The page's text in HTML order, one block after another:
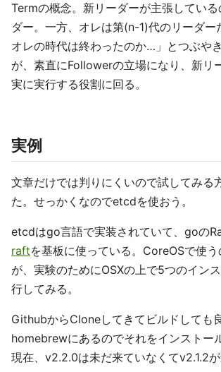
Termの概念。新リーダーが主張してい
ダー。一方、オレは第(n-1)代のリーダー
オレの時代は終わったのか…」とつぶや
が、素直にFollowerの立場になり、新リ
実に実行する役割に回る。
実例
文章だけでは判りにくいので試してみる
た。せっかくなのでetcdを使おう。
etcdはgo言語で実装されていて、goの
raftを基板に使っている。CoreOSで使う
が、実験のためにOSXの上で5つのイン
行してみる。
GithubからCloneしてきてビルドしても良
homebrewにあるのでそれをインスト
現在、v2.2.0は未だ来ていなくてv2.1.2